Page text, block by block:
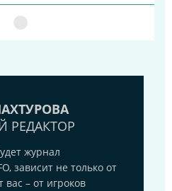
РЕДАКТОР
журнал
зависит не только от
вас – от игроков